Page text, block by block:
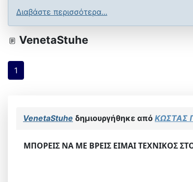
Διαβάστε περισσότερα...
VenetaStuhe
1
VenetaStuhe δημιουργήθηκε από ΚΩΣΤΑΣ
ΜΠΟΡΕΙΣ ΝΑ ΜΕ ΒΡΕΙΣ ΕΙΜΑΙ ΤΕΧΝΙΚΟΣ